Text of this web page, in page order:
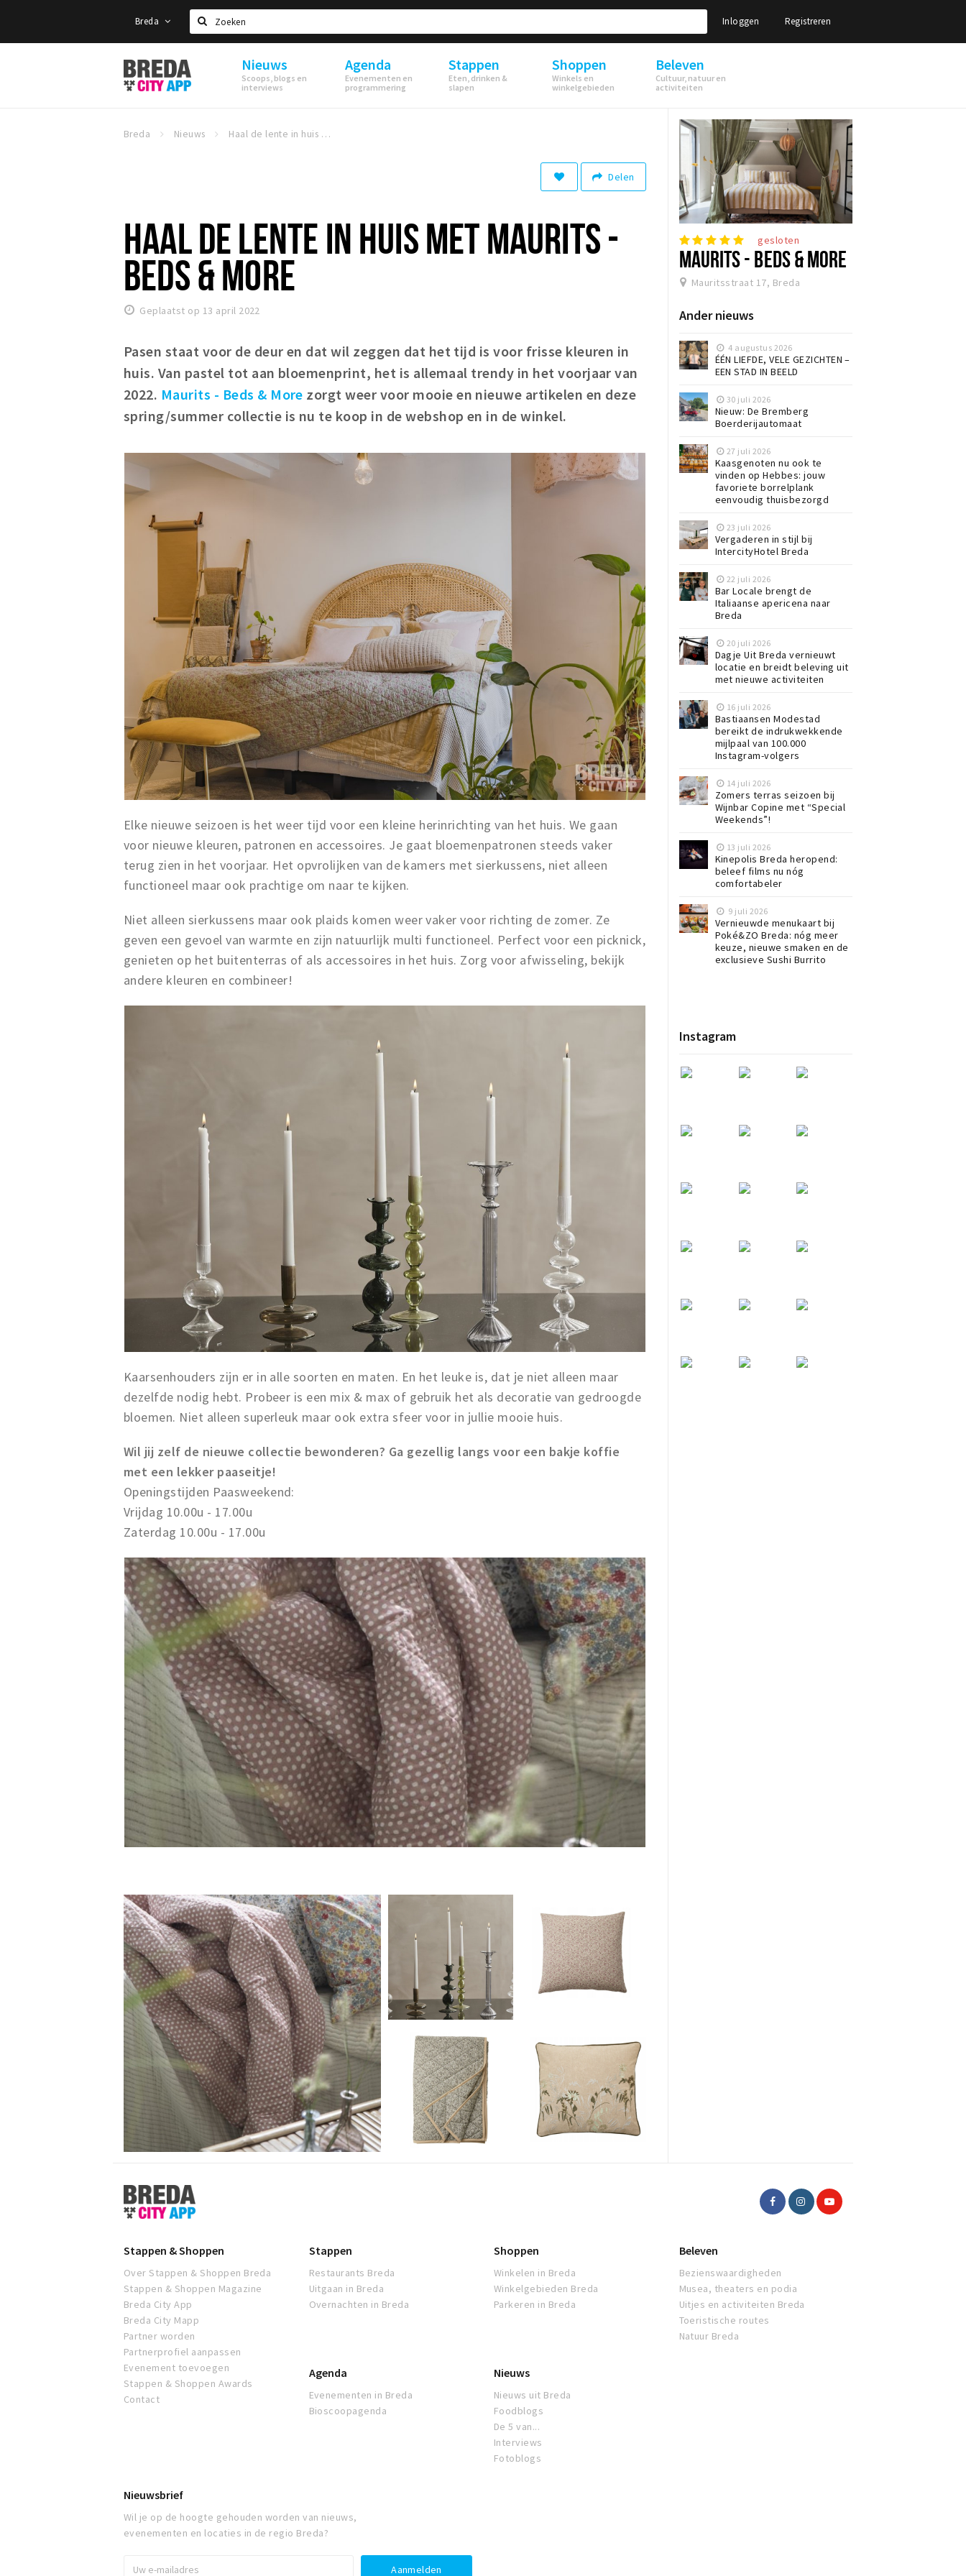
Breda
Zoeken
Inloggen Registreren
Stappen
&
Shoppen
Nieuws
Scoops, blogs en
interviews
Agenda
Evenementen en
programmering
Stappen
Eten, drinken &
slapen
Shoppen
Winkels en
winkelgebieden
Beleven
Cultuur, natuur en
activiteiten
Breda Nieuws Haal de lente in huis met Maurits - Beds & More
Delen
HAAL DE LENTE IN HUIS MET MAURITS -
BEDS & MORE
Geplaatst op 13 april 2022
Pasen staat voor de deur en dat wil zeggen dat het tijd is voor frisse kleuren in
huis. Van pastel tot aan bloemenprint, het is allemaal trendy in het voorjaar van
2022. Maurits - Beds & More zorgt weer voor mooie en nieuwe artikelen en deze
spring/summer collectie is nu te koop in de webshop en in de winkel.
Elke nieuwe seizoen is het weer tijd voor een kleine herinrichting van het huis. We gaan
voor nieuwe kleuren, patronen en accessoires. Je gaat bloemenpatronen steeds vaker
terug zien in het voorjaar. Het opvrolijken van de kamers met sierkussens, niet alleen
functioneel maar ook prachtige om naar te kijken.
Niet alleen sierkussens maar ook plaids komen weer vaker voor richting de zomer. Ze
geven een gevoel van warmte en zijn natuurlijk multi functioneel. Perfect voor een picknick,
genieten op het buitenterras of als accessoires in het huis. Zorg voor afwisseling, bekijk
andere kleuren en combineer!
Kaarsenhouders zijn er in alle soorten en maten. En het leuke is, dat je niet alleen maar
dezelfde nodig hebt. Probeer is een mix & max of gebruik het als decoratie van gedroogde
bloemen. Niet alleen superleuk maar ook extra sfeer voor in jullie mooie huis.
Wil jij zelf de nieuwe collectie bewonderen? Ga gezellig langs voor een bakje koffie
met een lekker paaseitje!
Openingstijden Paasweekend:
Vrijdag 10.00u - 17.00u
Zaterdag 10.00u - 17.00u
gesloten
MAURITS - BEDS & MORE
Mauritsstraat 17, Breda
Ander nieuws
4 augustus 2026
ÉÉN LIEFDE, VELE GEZICHTEN –
EEN STAD IN BEELD
30 juli 2026
Nieuw: De Bremberg
Boerderijautomaat
27 juli 2026
Kaasgenoten nu ook te
vinden op Hebbes: jouw
favoriete borrelplank
eenvoudig thuisbezorgd
23 juli 2026
Vergaderen in stijl bij
IntercityHotel Breda
22 juli 2026
Bar Locale brengt de
Italiaanse apericena naar
Breda
20 juli 2026
Dagje Uit Breda vernieuwt
locatie en breidt beleving uit
met nieuwe activiteiten
16 juli 2026
Bastiaansen Modestad
bereikt de indrukwekkende
mijlpaal van 100.000
Instagram-volgers
14 juli 2026
Zomers terras seizoen bij
Wijnbar Copine met “Special
Weekends”!
13 juli 2026
Kinepolis Breda heropend:
beleef films nu nóg
comfortabeler
9 juli 2026
Vernieuwde menukaart bij
Poké&ZO Breda: nóg meer
keuze, nieuwe smaken en de
exclusieve Sushi Burrito
Instagram
Stappen
&
Shoppen
Stappen & Shoppen
Over Stappen & Shoppen Breda
Stappen & Shoppen Magazine
Breda City App
Breda City Mapp
Partner worden
Partnerprofiel aanpassen
Evenement toevoegen
Stappen & Shoppen Awards
Contact
Stappen
Restaurants Breda
Uitgaan in Breda
Overnachten in Breda
Shoppen
Winkelen in Breda
Winkelgebieden Breda
Parkeren in Breda
Beleven
Bezienswaardigheden
Musea, theaters en podia
Uitjes en activiteiten Breda
Toeristische routes
Natuur Breda
Agenda
Evenementen in Breda
Bioscoopagenda
Nieuws
Nieuws uit Breda
Foodblogs
De 5 van...
Interviews
Fotoblogs
Nieuwsbrief
Wil je op de hoogte gehouden worden van nieuws,
evenementen en locaties in de regio Breda?